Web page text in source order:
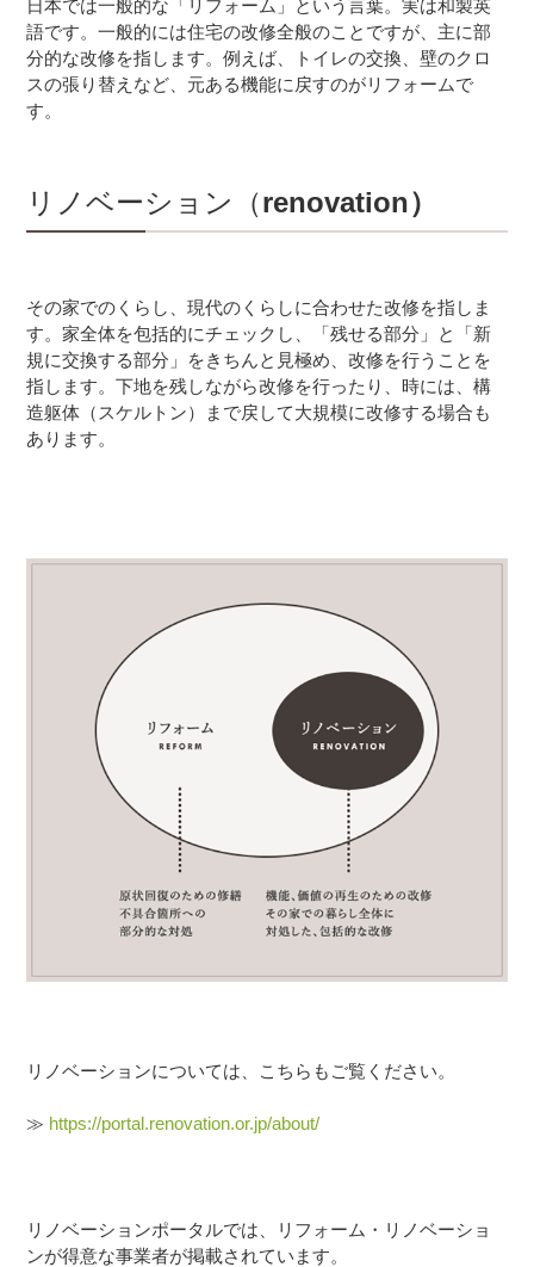
日本では一般的な「リフォーム」という言葉。実は和製英
語です。一般的には住宅の改修全般のことですが、主に部
分的な改修を指します。例えば、トイレの交換、壁のクロ
スの張り替えなど、元ある機能に戻すのがリフォームで
す。
リノベーション（renovation）
その家でのくらし、現代のくらしに合わせた改修を指しま
す。家全体を包括的にチェックし、「残せる部分」と「新
規に交換する部分」をきちんと見極め、改修を行うことを
指します。下地を残しながら改修を行ったり、時には、構
造躯体（スケルトン）まで戻して大規模に改修する場合も
あります。
リノベーションについては、こちらもご覧ください。
≫ https://portal.renovation.or.jp/about/
リノベーションポータルでは、リフォーム・リノベーショ
ンが得意な事業者が掲載されています。